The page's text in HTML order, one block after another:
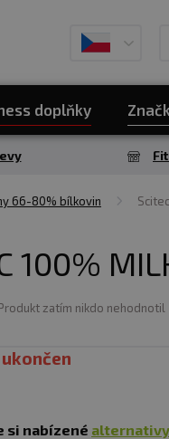
doplňky
66-80% bílkovin
100%
zatím nikdo nehodnotil
si nabízené alternativy